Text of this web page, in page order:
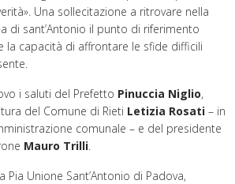
Una sollecitazione a ritrovare nella
di sant’Antonio il punto di riferimento
la capacità di affrontare le sfide difficili
i saluti del Prefetto Pinuccia Niglio,
del Comune di Rieti Letizia Rosati – in
comunale – e del presidente
Mauro Trilli.
Pia Unione Sant’Antonio di Padova,